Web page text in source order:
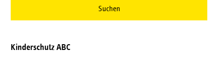
Suchen
Kinderschutz ABC